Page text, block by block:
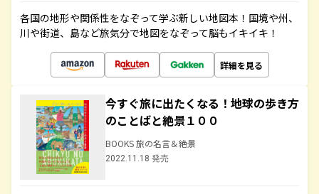
各国の地形や関係性をなぞって学ぶ新しい地図本！国境や州、
川や街道、島など旅気分で地図をなぞって脳もイキイキ！
詳細を見る
今すぐ旅に出たくなる！地球の歩き方
のことばと絶景１００
BOOKS 旅の名言＆絶景
2022.11.18 発売